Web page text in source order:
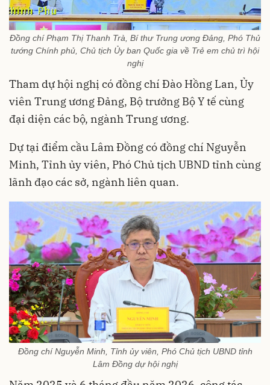
Đồng chí Phạm Thị Thanh Trà, Bí thư Trung ương Đảng, Phó Thủ
tướng Chính phủ, Chủ tịch Ủy ban Quốc gia về Trẻ em chủ trì hội
nghị
Tham dự hội nghị có đồng chí Đào Hồng Lan, Ủy
viên Trung ương Đảng, Bộ trưởng Bộ Y tế cùng
đại diện các bộ, ngành Trung ương.
Dự tại điểm cầu Lâm Đồng có đồng chí Nguyễn
Minh, Tỉnh ủy viên, Phó Chủ tịch UBND tỉnh cùng
lãnh đạo các sở, ngành liên quan.
Đồng chí Nguyễn Minh, Tỉnh ủy viên, Phó Chủ tịch UBND tỉnh
Lâm Đồng dự hội nghị